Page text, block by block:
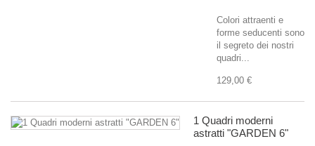
Colori attraenti e
forme seducenti sono
il segreto dei nostri
quadri...
129,00 €
1 Quadri moderni
astratti "GARDEN 6"